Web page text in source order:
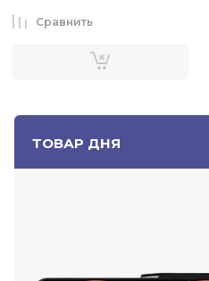
ТОВАР ДНЯ
Сравнить